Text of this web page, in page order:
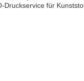
Druckservice für